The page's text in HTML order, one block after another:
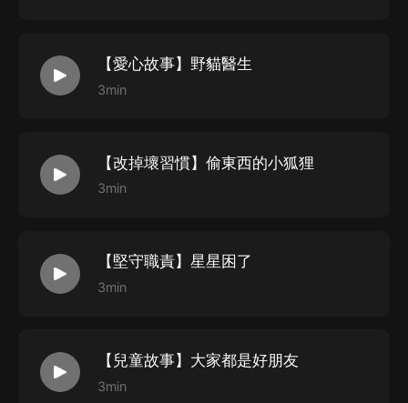
【愛心故事】野貓醫生
3min
【改掉壞習慣】偷東西的小狐狸
3min
【堅守職責】星星困了
3min
【兒童故事】大家都是好朋友
3min